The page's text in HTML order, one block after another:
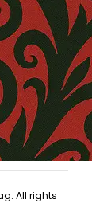
All rights